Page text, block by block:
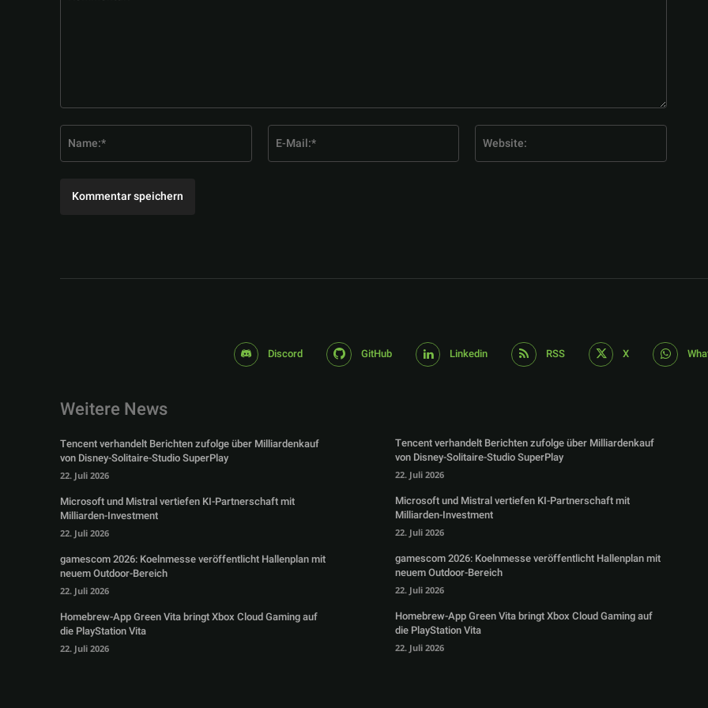
Mail:*
Discord GitHub Linkedin RSS X
Weitere News
Tencent verhandelt Berichten zufolge über Milliardenkauf
von Disney-Solitaire-Studio SuperPlay
22. Juli 2026
Microsoft und Mistral vertiefen KI-Partnerschaft mit
Milliarden-Investment
22. Juli 2026
gamescom 2026: Koelnmesse veröffentlicht Hallenplan mit
neuem Outdoor-Bereich
22. Juli 2026
Homebrew-App Green Vita bringt Xbox Cloud Gaming auf
die PlayStation Vita
22. Juli 2026
Tencent verhandelt Berichten zufolge über Milliardenkauf
von Disney-Solitaire-Studio SuperPlay
22. Juli 2026
Microsoft und Mistral vertiefen KI-Partnerschaft mit
Milliarden-Investment
22. Juli 2026
gamescom 2026: Koelnmesse veröffentlicht Hallenplan mit
neuem Outdoor-Bereich
22. Juli 2026
Homebrew-App Green Vita bringt Xbox Cloud Gaming auf
die PlayStation Vita
22. Juli 2026